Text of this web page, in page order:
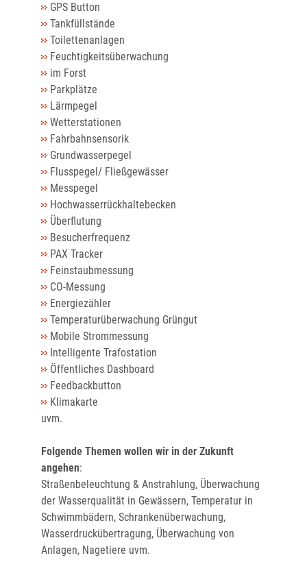
GPS Button
Tankfüllstände
Toilettenanlagen
Feuchtigkeitsüberwachung
im Forst
Parkplätze
Lärmpegel
Wetterstationen
Fahrbahnsensorik
Grundwasserpegel
Flusspegel/ Fließgewässer
Messpegel
Hochwasserrückhaltebecken
Überflutung
Besucherfrequenz
PAX Tracker
Feinstaubmessung
CO-Messung
Energiezähler
Temperaturüberwachung Grüngut
Mobile Strommessung
Intelligente Trafostation
Öffentliches Dashboard
Feedbackbutton
Klimakarte
uvm.
Folgende Themen wollen wir in der Zukunft
angehen:
Straßenbeleuchtung & Anstrahlung, Überwachung
der Wasserqualität in Gewässern, Temperatur in
Schwimmbädern, Schrankenüberwachung,
Wasserdruckübertragung, Überwachung von
Anlagen, Nagetiere uvm.